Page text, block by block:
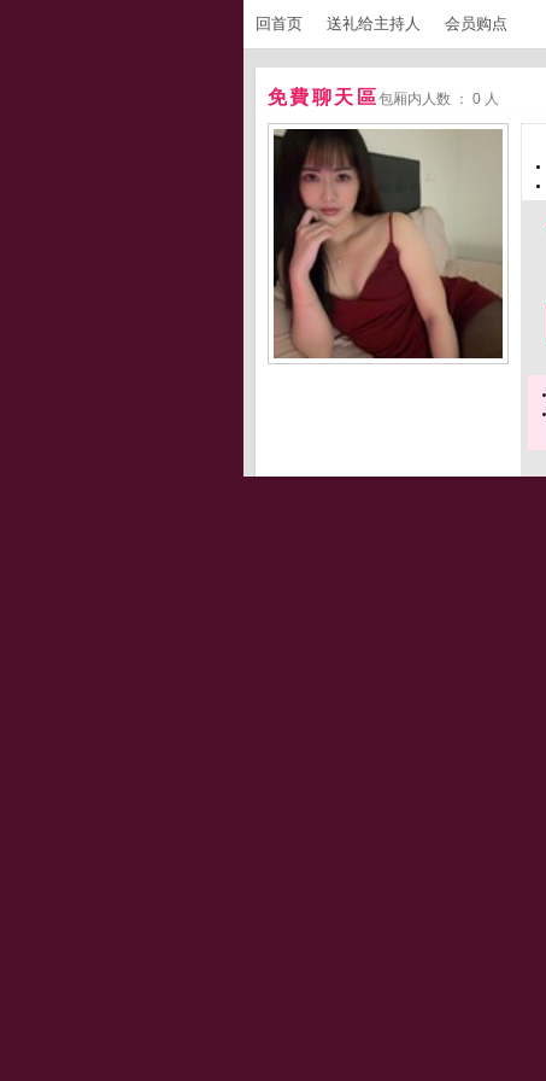
回首页 送礼给主持人 会员购点
免費聊天區包厢内人数 ： 0 人